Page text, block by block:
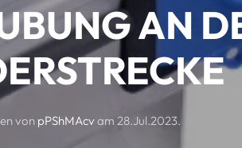
AN
von pPShMAcv am 28.Jul.2023.